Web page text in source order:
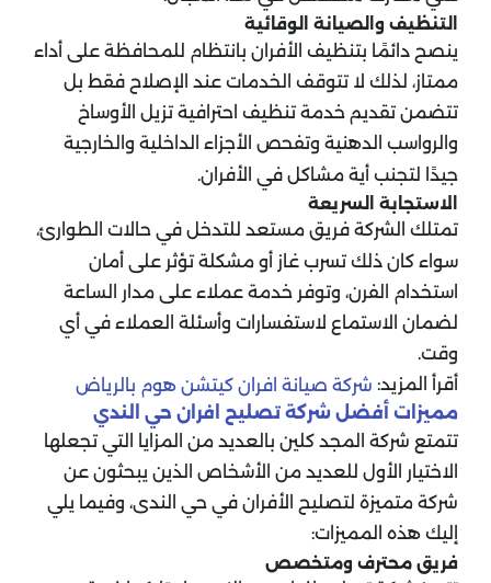
التنظيف والصيانة الوقائية
ينصح دائمًا بتنظيف الأفران بانتظام للمحافظة على أداء
ممتاز، لذلك لا تتوقف الخدمات عند الإصلاح فقط بل
تتضمن تقديم خدمة تنظيف احترافية تزيل الأوساخ
والرواسب الدهنية وتفحص الأجزاء الداخلية والخارجية
جيدًا لتجنب أية مشاكل في الأفران.
الاستجابة السريعة
تمتلك الشركة فريق مستعد للتدخل في حالات الطوارئ،
سواء كان ذلك تسرب غاز أو مشكلة تؤثر على أمان
استخدام الفرن، وتوفر خدمة عملاء على مدار الساعة
لضمان الاستماع لاستفسارات وأسئلة العملاء في أي
وقت.
أقرأ المزيد: شركة صيانة افران كيتشن هوم بالرياض
مميزات أفضل شركة تصليح افران حي الندي
تتمتع شركة المجد كلين بالعديد من المزايا التي تجعلها
الاختيار الأول للعديد من الأشخاص الذين يبحثون عن
شركة متميزة لتصليح الأفران في حي الندى، وفيما يلي
إليك هذه المميزات:
فريق محترف ومتخصص